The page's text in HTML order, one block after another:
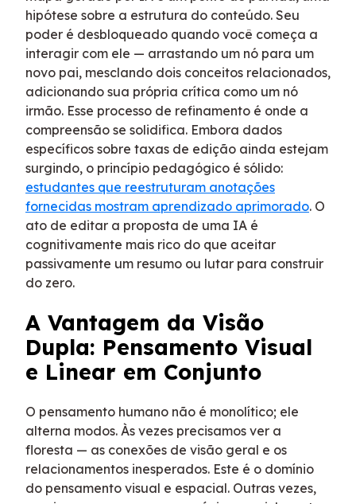
hipótese sobre a estrutura do conteúdo. Seu
poder é desbloqueado quando você começa a
interagir com ele — arrastando um nó para um
novo pai, mesclando dois conceitos relacionados,
adicionando sua própria crítica como um nó
irmão. Esse processo de refinamento é onde a
compreensão se solidifica. Embora dados
específicos sobre taxas de edição ainda estejam
surgindo, o princípio pedagógico é sólido:
estudantes que reestruturam anotações
fornecidas mostram aprendizado aprimorado. O
ato de editar a proposta de uma IA é
cognitivamente mais rico do que aceitar
passivamente um resumo ou lutar para construir
do zero.
A Vantagem da Visão
Dupla: Pensamento Visual
e Linear em Conjunto
O pensamento humano não é monolítico; ele
alterna modos. Às vezes precisamos ver a
floresta — as conexões de visão geral e os
relacionamentos inesperados. Este é o domínio
do pensamento visual e espacial. Outras vezes,